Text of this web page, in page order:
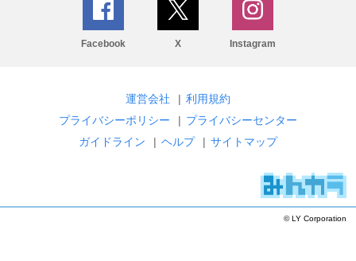
Facebook X Instagram
運営会社 | 利用規約
プライバシーポリシー
| プライバシーセンター
ガイドライン
| ヘルプ | サイトマップ
© LY Corporation